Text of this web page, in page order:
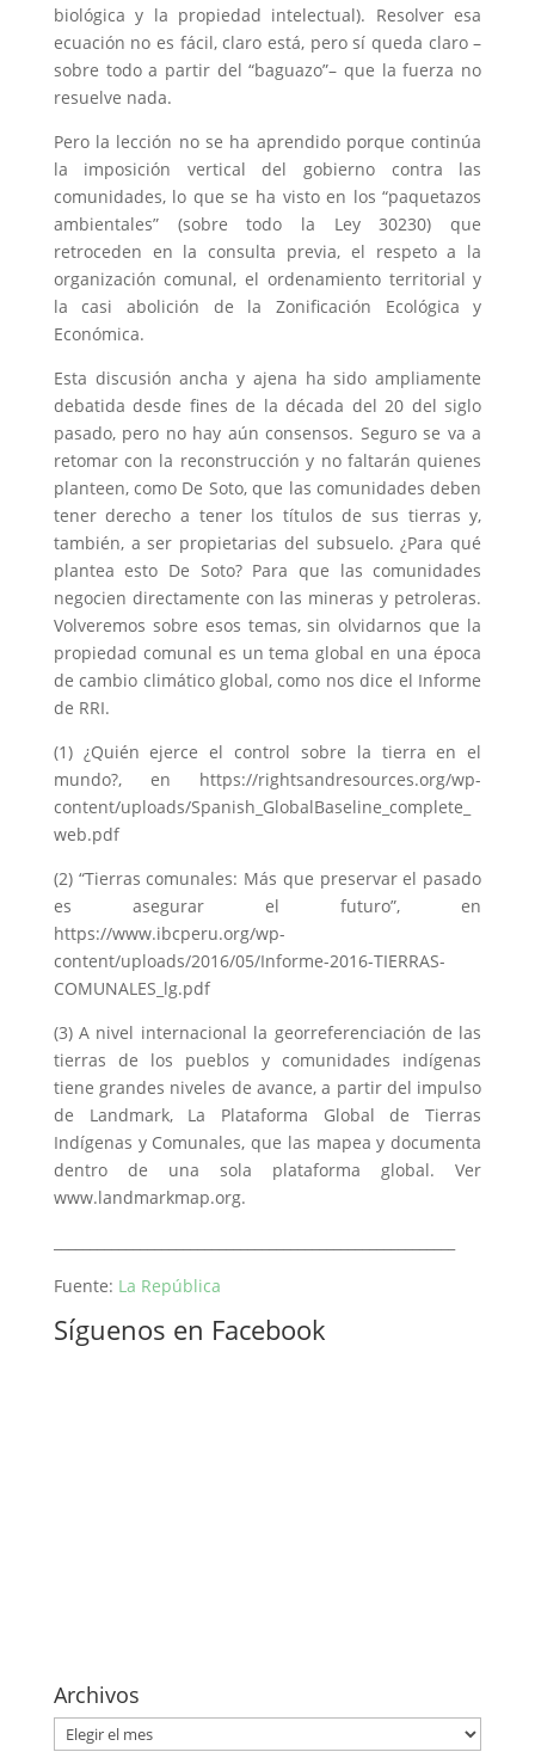
biológica y la propiedad intelectual). Resolver esa
ecuación no es fácil, claro está, pero sí queda claro –
sobre todo a partir del “baguazo”– que la fuerza no
resuelve nada.
Pero la lección no se ha aprendido porque continúa
la imposición vertical del gobierno contra las
comunidades, lo que se ha visto en los “paquetazos
ambientales” (sobre todo la Ley 30230) que
retroceden en la consulta previa, el respeto a la
organización comunal, el ordenamiento territorial y
la casi abolición de la Zonificación Ecológica y
Económica.
Esta discusión ancha y ajena ha sido ampliamente
debatida desde fines de la década del 20 del siglo
pasado, pero no hay aún consensos. Seguro se va a
retomar con la reconstrucción y no faltarán quienes
planteen, como De Soto, que las comunidades deben
tener derecho a tener los títulos de sus tierras y,
también, a ser propietarias del subsuelo. ¿Para qué
plantea esto De Soto? Para que las comunidades
negocien directamente con las mineras y petroleras.
Volveremos sobre esos temas, sin olvidarnos que la
propiedad comunal es un tema global en una época
de cambio climático global, como nos dice el Informe
de RRI.
(1) ¿Quién ejerce el control sobre la tierra en el
mundo?, en https://rightsandresources.org/wp-
content/uploads/Spanish_GlobalBaseline_complete_
web.pdf
(2) “Tierras comunales: Más que preservar el pasado
es asegurar el futuro”, en
https://www.ibcperu.org/wp-
content/uploads/2016/05/Informe-2016-TIERRAS-
COMUNALES_lg.pdf
(3) A nivel internacional la georreferenciación de las
tierras de los pueblos y comunidades indígenas
tiene grandes niveles de avance, a partir del impulso
de Landmark, La Plataforma Global de Tierras
Indígenas y Comunales, que las mapea y documenta
dentro de una sola plataforma global. Ver
www.landmarkmap.org.
Fuente: La República
Síguenos en Facebook
Archivos
Archivos